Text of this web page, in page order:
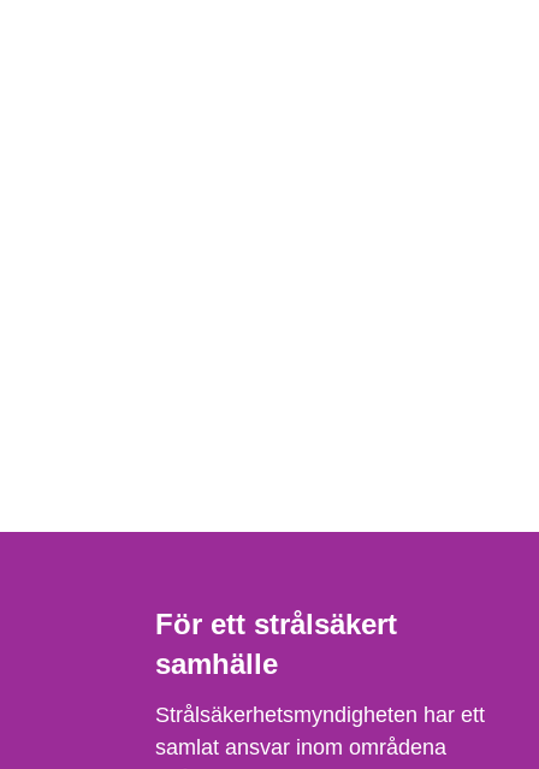
För ett strålsäkert
samhälle
Strålsäkerhetsmyndigheten har ett
samlat ansvar inom områdena